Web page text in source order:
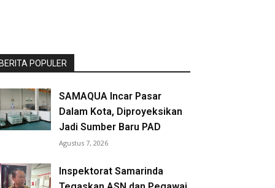
POPULER
SAMAQUA Incar Pasar
Dalam Kota, Diproyeksikan
Jadi Sumber Baru PAD
Agustus 7, 2026
Inspektorat Samarinda